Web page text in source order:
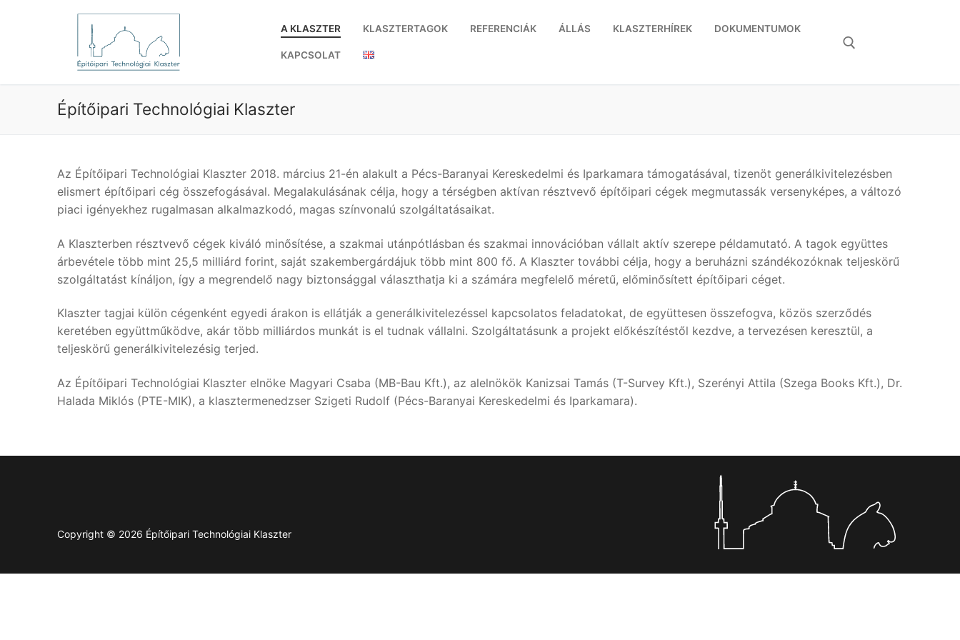
A KLASZTER KLASZTERTAGOK REFERENCIÁK ÁLLÁS KLASZTERHÍREK DOKUMENTUMOK
KAPCSOLAT
Építőipari Technológiai Klaszter
Az Építőipari Technológiai Klaszter 2018. március 21-én alakult a Pécs-Baranyai Kereskedelmi és Iparkamara támogatásával, tizenöt generálkivitelezésben
elismert építőipari cég összefogásával. Megalakulásának célja, hogy a térségben aktívan résztvevő építőipari cégek megmutassák versenyképes, a változó
piaci igényekhez rugalmasan alkalmazkodó, magas színvonalú szolgáltatásaikat.
A Klaszterben résztvevő cégek kiváló minősítése, a szakmai utánpótlásban és szakmai innovációban vállalt aktív szerepe példamutató. A tagok együttes
árbevétele több mint 25,5 milliárd forint, saját szakembergárdájuk több mint 800 fő. A Klaszter további célja, hogy a beruházni szándékozóknak teljeskörű
szolgáltatást kínáljon, így a megrendelő nagy biztonsággal választhatja ki a számára megfelelő méretű, előminősített építőipari céget.
Klaszter tagjai külön cégenként egyedi árakon is ellátják a generálkivitelezéssel kapcsolatos feladatokat, de együttesen összefogva, közös szerződés
keretében együttműködve, akár több milliárdos munkát is el tudnak vállalni. Szolgáltatásunk a projekt előkészítéstől kezdve, a tervezésen keresztül, a
teljeskörű generálkivitelezésig terjed.
Az Építőipari Technológiai Klaszter elnöke Magyari Csaba (MB-Bau Kft.), az alelnökök Kanizsai Tamás (T-Survey Kft.), Szerényi Attila (Szega Books Kft.), Dr.
Halada Miklós (PTE-MIK), a klasztermenedzser Szigeti Rudolf (Pécs-Baranyai Kereskedelmi és Iparkamara).
Copyright © 2026 Építőipari Technológiai Klaszter